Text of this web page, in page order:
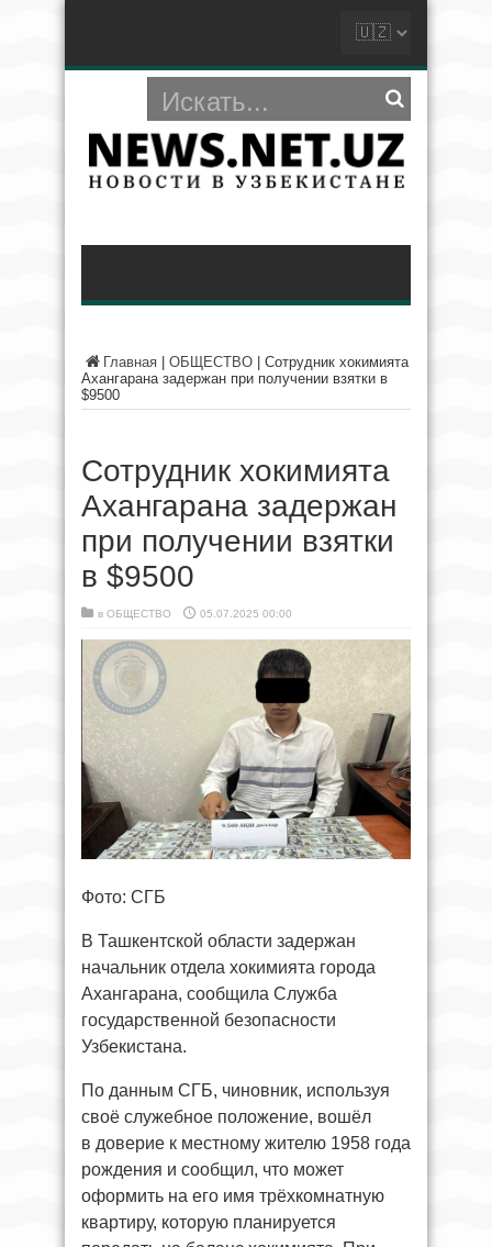
Главная ОБЩЕСТВО
Сотрудник хокимията
Ахангарана задержан при получении взятки в
$9500
Сотрудник хокимията
Ахангарана задержан
при получении взятки
в $9500
в ОБЩЕСТВО 05.07.2025 00:00
Фото: СГБ
В Ташкентской области задержан
начальник отдела хокимията города
Ахангарана, сообщила Служба
государственной безопасности
Узбекистана.
По данным СГБ, чиновник, используя
своё служебное положение, вошёл
в доверие к местному жителю 1958 года
рождения и сообщил, что может
оформить на его имя трёхкомнатную
квартиру, которую планируется